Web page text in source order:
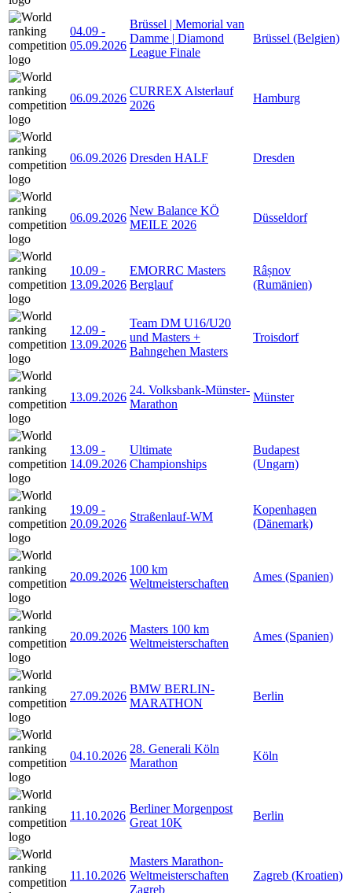
04.09 -
05.09.2026
Brüssel | Memorial van
Damme | Diamond
League Finale
Brüssel (Belgien)
06.09.2026
CURREX Alsterlauf
2026
Hamburg
06.09.2026 Dresden HALF Dresden
06.09.2026
New Balance KÖ
MEILE 2026
Düsseldorf
10.09 -
13.09.2026
EMORRC Masters
Berglauf
Râșnov
(Rumänien)
12.09 -
13.09.2026
Team DM U16/U20
und Masters +
Bahngehen Masters
Troisdorf
13.09.2026
24. Volksbank-Münster-
Marathon
Münster
13.09 -
14.09.2026
Ultimate
Championships
Budapest
(Ungarn)
19.09 -
20.09.2026
Straßenlauf-WM
Kopenhagen
(Dänemark)
20.09.2026
100 km
Weltmeisterschaften
Ames (Spanien)
20.09.2026
Masters 100 km
Weltmeisterschaften
Ames (Spanien)
27.09.2026
BMW BERLIN-
MARATHON
Berlin
04.10.2026
28. Generali Köln
Marathon
Köln
11.10.2026
Berliner Morgenpost
Great 10K
Berlin
11.10.2026
Masters Marathon-
Weltmeisterschaften
Zagreb
Zagreb (Kroatien)